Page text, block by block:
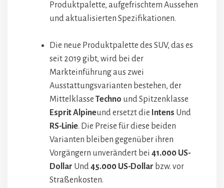
Produktpalette, aufgefrischtem Aussehen
und aktualisierten Spezifikationen.
Die neue Produktpalette des SUV, das es
seit 2019 gibt, wird bei der
Markteinführung aus zwei
Ausstattungsvarianten bestehen, der
Mittelklasse Techno und Spitzenklasse
Esprit Alpineund ersetzt die Intens Und
RS-Linie. Die Preise für diese beiden
Varianten bleiben gegenüber ihren
Vorgängern unverändert bei 41.000 US-
Dollar Und45.000 US-Dollar bzw. vor
Straßenkosten.